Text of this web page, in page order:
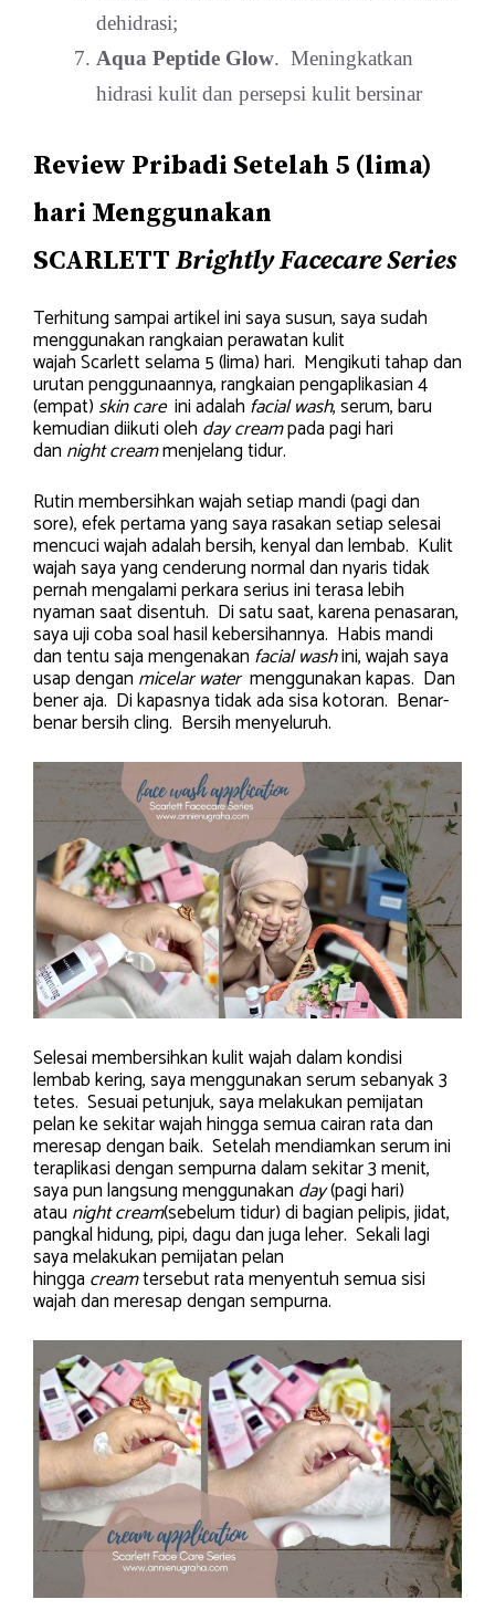
dehidrasi;
Aqua Peptide Glow. Meningkatkan
hidrasi kulit dan persepsi kulit bersinar
Review Pribadi Setelah 5 (lima)
hari Menggunakan
SCARLETT Brightly Facecare Series
Terhitung sampai artikel ini saya susun, saya sudah
menggunakan rangkaian perawatan kulit
wajah Scarlett selama 5 (lima) hari. Mengikuti tahap dan
urutan penggunaannya, rangkaian pengaplikasian 4
(empat) skin careini adalah facial wash, serum, baru
kemudian diikuti oleh day creampada pagi hari
dan night creammenjelang tidur.
Rutin membersihkan wajah setiap mandi (pagi dan
sore), efek pertama yang saya rasakan setiap selesai
mencuci wajah adalah bersih, kenyal dan lembab. Kulit
wajah saya yang cenderung normal dan nyaris tidak
pernah mengalami perkara serius ini terasa lebih
nyaman saat disentuh. Di satu saat, karena penasaran,
saya uji coba soal hasil kebersihannya. Habis mandi
dan tentu saja mengenakan facial washini, wajah saya
usap dengan micelar watermenggunakan kapas. Dan
bener aja. Di kapasnya tidak ada sisa kotoran. Benar-
benar bersih cling. Bersih menyeluruh.
Selesai membersihkan kulit wajah dalam kondisi
lembab kering, saya menggunakan serum sebanyak 3
tetes. Sesuai petunjuk, saya melakukan pemijatan
pelan ke sekitar wajah hingga semua cairan rata dan
meresap dengan baik. Setelah mendiamkan serum ini
teraplikasi dengan sempurna dalam sekitar 3 menit,
saya pun langsung menggunakan day(pagi hari)
atau night cream(sebelum tidur) di bagian pelipis, jidat,
pangkal hidung, pipi, dagu dan juga leher. Sekali lagi
saya melakukan pemijatan pelan
hingga creamtersebut rata menyentuh semua sisi
wajah dan meresap dengan sempurna.